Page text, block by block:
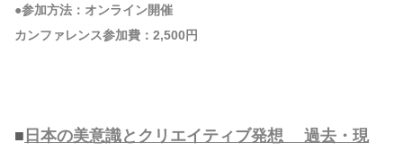
●参加方法：オンライン開催
カンファレンス参加費：2,500円
■ 日本の美意識とクリエイティブ発想 過去・現